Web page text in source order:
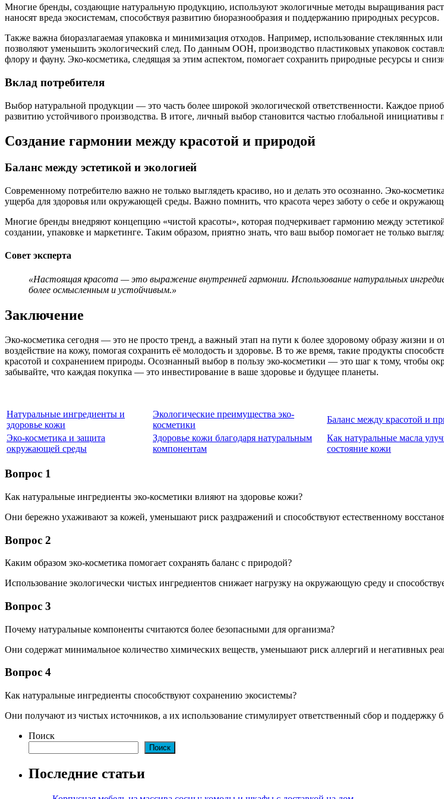
Многие бренды, создающие натуральную продукцию, используют экологичные методы выращивания
наносят вреда экосистемам, способствуя развитию биоразнообразия и поддержанию природных ресурсов.
Также важна биоразлагаемая упаковка и минимизация отходов. Например, использование стеклянных
позволяют уменьшить экологический след. По данным ООН, производство пластиковых упаковок
флору и фауну. Эко-косметика, следящая за этим аспектом, помогает сохранить природные ресурсы и
Вклад потребителя
Выбор натуральной продукции — это часть более широкой экологической ответственности. Каждое
развитию устойчивого производства. В итоге, личный выбор становится частью глобальной
Создание гармонии между красотой и природой
Баланс между эстетикой и экологией
Современному потребителю важно не только выглядеть красиво, но и делать это осознанно. Эко-
ущерба для здоровья или окружающей среды. Важно помнить, что красота через заботу о себе и
Многие бренды внедряют концепцию «чистой красоты», которая подчеркивает гармонию между
создании, упаковке и маркетинге. Таким образом, приятно знать, что ваш выбор помогает не только
Совет эксперта
«Настоящая красота — это выражение внутренней гармонии. Использование натуральных
более осмысленным и устойчивым.»
Заключение
Эко-косметика сегодня — это не просто тренд, а важный этап на пути к более здоровому образу жизни
воздействие на кожу, помогая сохранить её молодость и здоровье. В то же время, такие продукты
красотой и сохранением природы. Осознанный выбор в пользу эко-косметики — это шаг к тому, чтобы
забывайте, что каждая покупка — это инвестирование в ваше здоровье и будущее планеты.
Натуральные ингредиенты и
здоровье кожи
Экологические преимущества эко-
косметики
Баланс между красотой и
Эко-косметика и защита
окружающей среды
Здоровье кожи благодаря натуральным
компонентам
Как натуральные масла
состояние кожи
Вопрос 1
Как натуральные ингредиенты эко-косметики влияют на здоровье кожи?
Они бережно ухаживают за кожей, уменьшают риск раздражений и способствуют естественному
Вопрос 2
Каким образом эко-косметика помогает сохранять баланс с природой?
Использование экологически чистых ингредиентов снижает нагрузку на окружающую среду и
Вопрос 3
Почему натуральные компоненты считаются более безопасными для организма?
Они содержат минимальное количество химических веществ, уменьшают риск аллергий и негативных
Вопрос 4
Как натуральные ингредиенты способствуют сохранению экосистемы?
Они получают из чистых источников, а их использование стимулирует ответственный сбор и поддержку
Поиск
Поиск
Последние статьи